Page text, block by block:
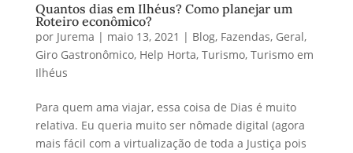
Quantos dias em Ilhéus? Como planejar um
Roteiro econômico?
por Jurema | maio 13, 2021 | Blog, Fazendas, Geral,
Giro Gastronômico, Help Horta, Turismo, Turismo em
Ilhéus
Para quem ama viajar, essa coisa de Dias é muito
relativa. Eu queria muito ser nômade digital (agora
mais fácil com a virtualização de toda a Justiça pois